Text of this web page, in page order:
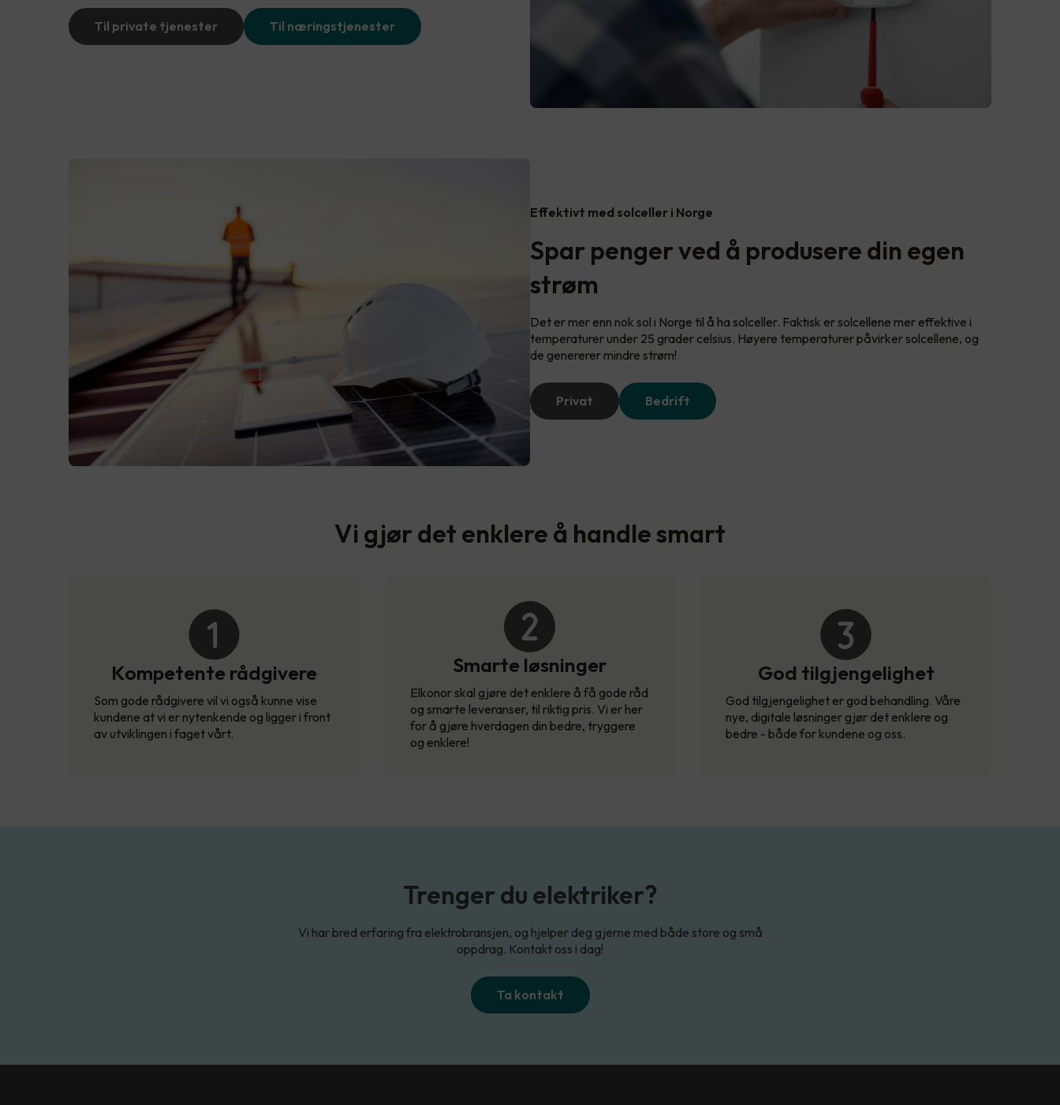
Til private tjenester Til næringstjenester
Effektivt med solceller i Norge
Spar penger ved å produsere din egen
strøm
Det er mer enn nok sol i Norge til å ha solceller. Faktisk er solcellene mer effektive i
temperaturer under 25 grader celsius. Høyere temperaturer påvirker solcellene, og
de genererer mindre strøm!
Privat Bedrift
Vi gjør det enklere å handle smart
Kompetente rådgivere
Som gode rådgivere vil vi også kunne vise
kundene at vi er nytenkende og ligger i front
av utviklingen i faget vårt.
Smarte løsninger
Elkonor skal gjøre det enklere å få gode råd
og smarte leveranser, til riktig pris. Vi er her
for å gjøre hverdagen din bedre, tryggere
og enklere!
God tilgjengelighet
God tilgjengelighet er god behandling. Våre
nye, digitale løsninger gjør det enklere og
bedre - både for kundene og oss.
Trenger du elektriker?
Vi har bred erfaring fra elektrobransjen, og hjelper deg gjerne med både store og små
oppdrag. Kontakt oss i dag!
Ta kontakt